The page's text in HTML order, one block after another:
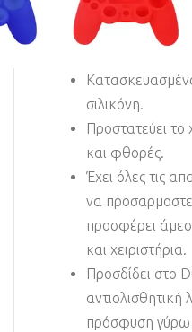
σιλικόνη.
Προστατεύει το
και φθορές.
Έχει όλες τις
να
προσφέρει
και χειριστήρια.
Προσδίδει στο
πρόσφυση γύρω